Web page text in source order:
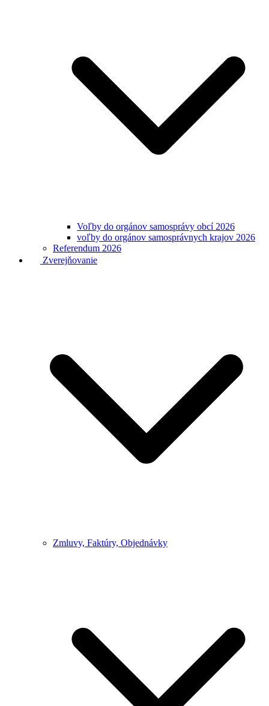
Voľby do orgánov samosprávy obcí 2026
voľby do orgánov samosprávnych krajov 2026
Referendum 2026
Zverejňovanie
Zmluvy, Faktúry, Objednávky